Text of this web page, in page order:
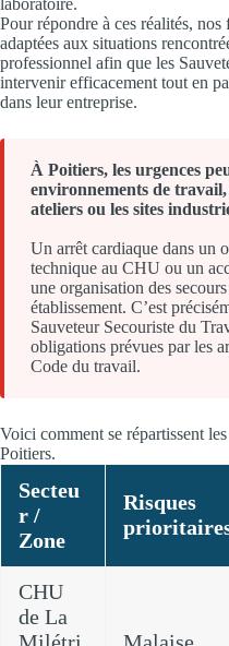
laboratoire.
Pour répondre à ces réalités,
adaptées aux situations
professionnel afin que les
intervenir efficacement tout en
dans leur entreprise.
À Poitiers, les urgences
environnements de
ateliers ou les sites
Un arrêt cardiaque dans un
technique au CHU ou un
une organisation des
établissement. C’est
Sauveteur Secouriste du
obligations prévues par les
Code du travail.
Voici comment se répartissent
Poitiers.
Secteu
r /
Zone
Risques
CHU
de La